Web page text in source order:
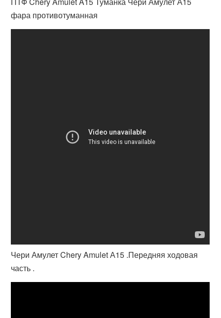
фара противотуманная
Чери Амулет Chery Amulet А15 .Передняя ходовая
часть .